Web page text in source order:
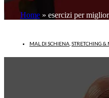
Home» esercizi per
MAL DI SCHIENA STRETCHING &